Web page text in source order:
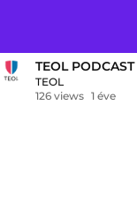
TEOL
TEOL
126 views 1 éve